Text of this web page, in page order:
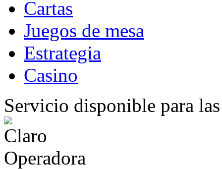
Cartas
Juegos de mesa
Estrategia
Casino
Servicio disponible para
Operadora